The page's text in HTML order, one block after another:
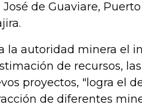
José de Guaviare,
la autoridad minera el
de recursos,
proyectos, "logra el
de diferentes